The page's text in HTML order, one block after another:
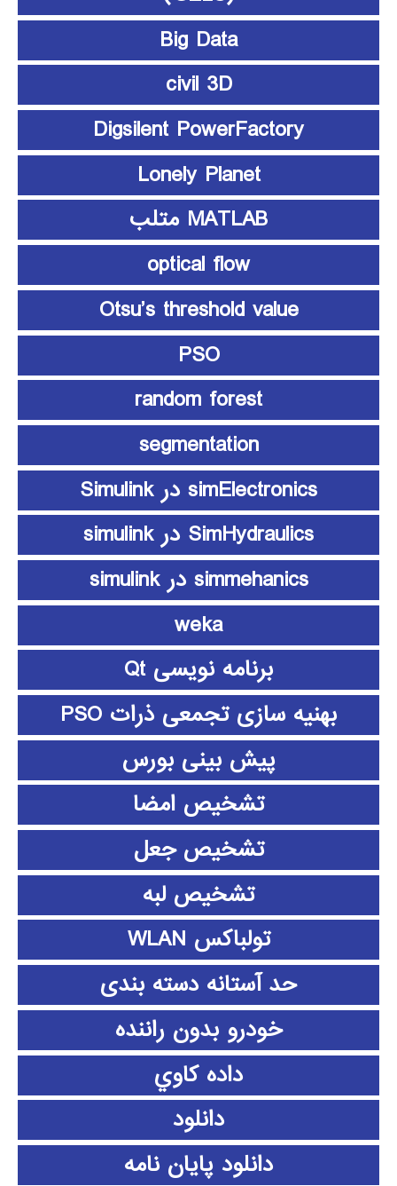
Big Data
civil 3D
Digsilent PowerFactory
Lonely Planet
MATLAB متلب
optical flow
Otsu’s threshold value
PSO
random forest
segmentation
simElectronics در Simulink
SimHydraulics در simulink
simmehanics در simulink
weka
برنامه نویسی Qt
بهنیه سازی تجمعی ذرات PSO
پیش بینی بورس
تشخیص امضا
تشخیص جعل
تشخیص لبه
تولباکس WLAN
حد آستانه دسته بندی
خودرو بدون راننده
داده كاوي
دانلود
دانلود پايان نامه